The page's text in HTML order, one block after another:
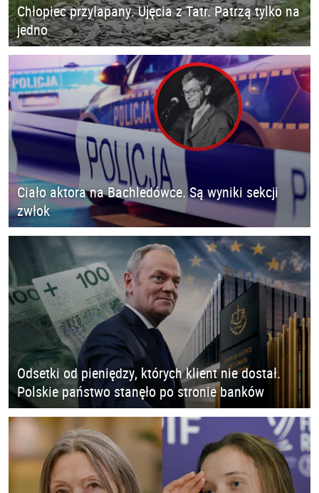
Chłopiec przyłapany. Ujęcia z Tatr. Patrzą tylko na
jedno
Ciało aktora na Bachledówce. Są wyniki sekcji
zwłok
Odsetki od pieniędzy, których klient nie dostał.
Polskie państwo stanęło po stronie banków